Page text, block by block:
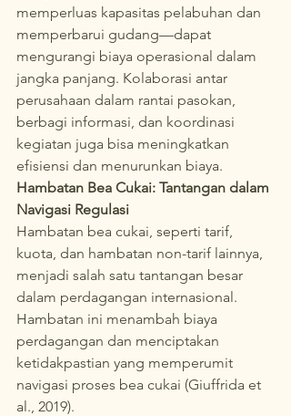
memperluas kapasitas pelabuhan dan
memperbarui gudang—dapat
mengurangi biaya operasional dalam
jangka panjang. Kolaborasi antar
perusahaan dalam rantai pasokan,
berbagi informasi, dan koordinasi
kegiatan juga bisa meningkatkan
efisiensi dan menurunkan biaya.
Hambatan Bea Cukai: Tantangan dalam
Navigasi Regulasi
Hambatan bea cukai, seperti tarif,
kuota, dan hambatan non-tarif lainnya,
menjadi salah satu tantangan besar
dalam perdagangan internasional.
Hambatan ini menambah biaya
perdagangan dan menciptakan
ketidakpastian yang memperumit
navigasi proses bea cukai (Giuffrida et
al., 2019).